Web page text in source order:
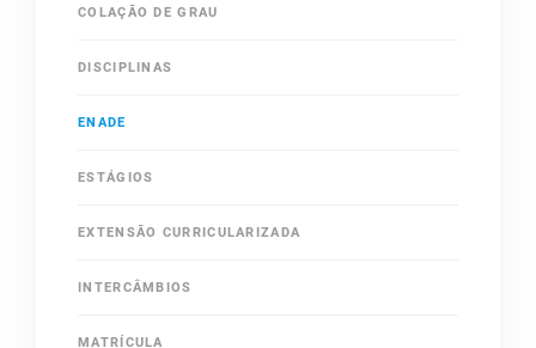
COLAÇÃO DE GRAU
DISCIPLINAS
ENADE
ESTÁGIOS
EXTENSÃO CURRICULARIZADA
INTERCÂMBIOS
MATRÍCULA